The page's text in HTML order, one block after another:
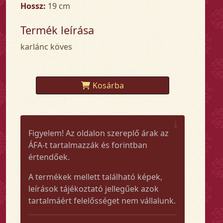
Hossz: 19 cm
Termék leírása
karlánc köves
Kosárba
Figyelem! Az oldalon szereplő árak az
ÁFA-t tartalmazzák és forintban
értendőek.
A termékek mellett található képek,
leírások tájékoztató jellegűek azok
tartalmáért felelősséget nem vállalunk.